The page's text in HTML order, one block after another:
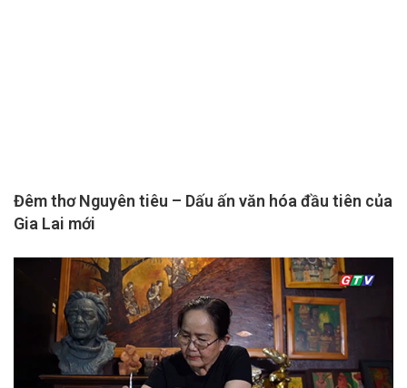
Đêm thơ Nguyên tiêu – Dấu ấn văn hóa đầu tiên của
Gia Lai mới